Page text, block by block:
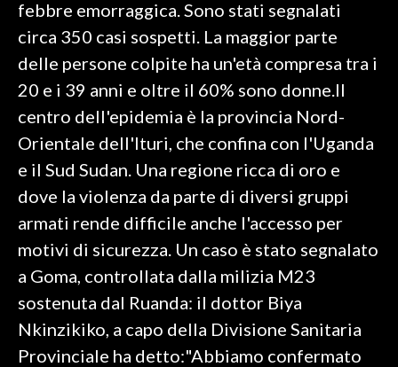
SPIAGGE
febbre emorraggica. Sono stati segnalati
circa 350 casi sospetti. La maggior parte
delle persone colpite ha un'età compresa tra i
20 e i 39 anni e oltre il 60% sono donne.Il
centro dell'epidemia è la provincia Nord-
Orientale dell'Ituri, che confina con l'Uganda
e il Sud Sudan. Una regione ricca di oro e
dove la violenza da parte di diversi gruppi
armati rende difficile anche l'accesso per
motivi di sicurezza. Un caso è stato segnalato
a Goma, controllata dalla milizia M23
sostenuta dal Ruanda: il dottor Biya
Nkinzikiko, a capo della Divisione Sanitaria
Provinciale ha detto:"Abbiamo confermato